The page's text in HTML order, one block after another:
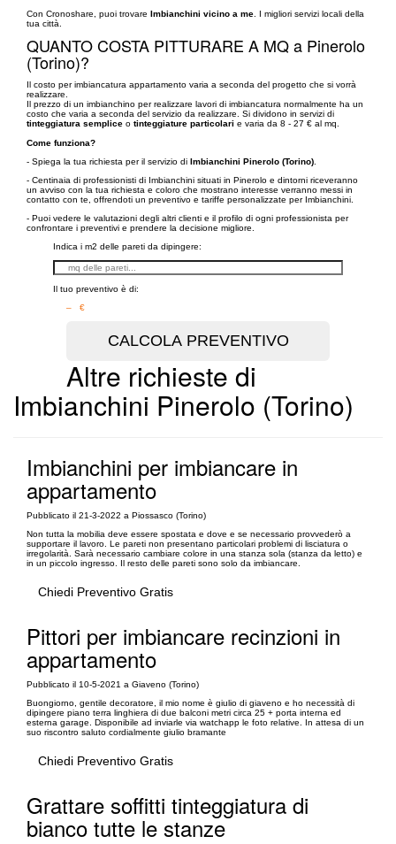
Con Cronoshare, puoi trovare Imbianchini vicino a me . I migliori servizi locali della
tua città.
QUANTO COSTA PITTURARE A MQ a Pinerolo
(Torino)?
Il costo per imbiancatura appartamento varia a seconda del progetto che si vorrà
realizzare.
Il prezzo di un imbianchino per realizzare lavori di imbiancatura normalmente ha un
costo che varia a seconda del servizio da realizzare. Si dividono in servizi di
tinteggiatura semplice o tinteggiature particolari e varia da 8 - 27 € al mq.
Come funziona?
- Spiega la tua richiesta per il servizio di Imbianchini Pinerolo (Torino)
- Centinaia di professionisti di Imbianchini situati in Pinerolo e dintorni riceveranno
un avviso con la tua richiesta e coloro che mostrano interesse verranno messi in
contatto con te, offrendoti un preventivo e tariffe personalizzate per Imbianchini.
- Puoi vedere le valutazioni degli altri clienti e il profilo di ogni professionista per
confrontare i preventivi e prendere la decisione migliore.
Indica i m2 delle pareti da dipingere:
Il tuo preventivo è di:
– €
Altre richieste di
Imbianchini Pinerolo (Torino)
Imbianchini per imbiancare in
appartamento
Pubblicato il 21-3-2022 a Piossasco (Torino)
Non tutta la mobilia deve essere spostata e dove e se necessario provvederò a
supportare il lavoro. Le pareti non presentano particolari problemi di lisciatura o
irregolarità. Sarà necessario cambiare colore in una stanza sola (stanza da letto) e
in un piccolo ingresso. Il resto delle pareti sono solo da imbiancare.
Chiedi Preventivo Gratis
Pittori per imbiancare recinzioni in
appartamento
Pubblicato il 10-5-2021 a Giaveno (Torino)
Buongiorno, gentile decoratore, il mio nome è giulio di giaveno e ho necessità di
dipingere piano terra linghiera di due balconi metri circa 25 + porta interna ed
esterna garage. Disponibile ad inviarle via watchapp le foto relative. In attesa di un
suo riscontro saluto cordialmente giulio bramante
Chiedi Preventivo Gratis
Grattare soffitti tinteggiatura di
bianco tutte le stanze